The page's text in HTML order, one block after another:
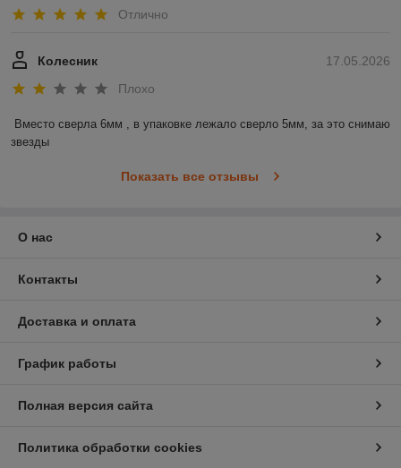
Отлично
17.05.2026
Колесник
Плохо
Вместо сверла 6мм , в упаковке лежало сверло 5мм, за это снимаю
звезды
Показать все отзывы
О нас
Контакты
Доставка и оплата
График работы
Полная версия сайта
Политика обработки cookies